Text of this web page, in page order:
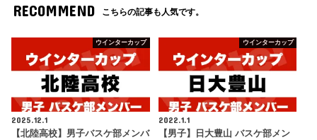
RECOMMEND こちらの記事も人気です。
ウインターカップ
2025.12.1
【北陸高校】男子バスケ部メンバ
ウインターカップ
2022.1.1
【男子】日大豊山 バスケ部メン